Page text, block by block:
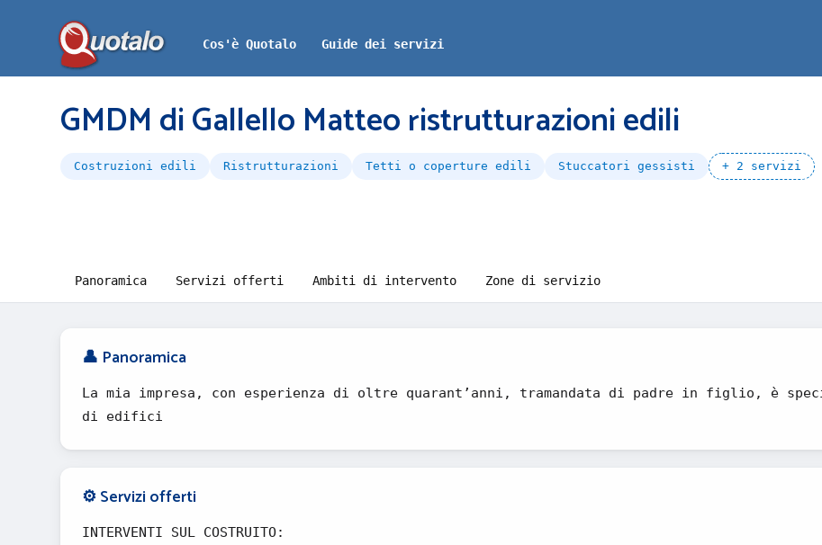
Cos'è Quotalo Guide dei servizi
GMDM di Gallello Matteo ristrutturazioni edili
Costruzioni edili Ristrutturazioni Tetti o coperture edili Stuccatori gessisti + 2 servizi
Panoramica Servizi offerti Ambiti di intervento Zone di servizio
👤 Panoramica
La mia impresa, con esperienza di oltre quarant’anni, tramandata di padre in figlio, è
di edifici
⚙️ Servizi offerti
INTERVENTI SUL COSTRUITO: